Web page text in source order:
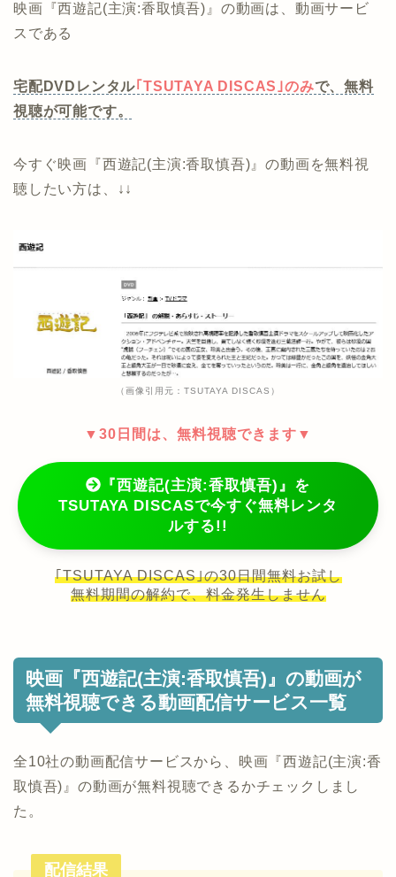
映画『西遊記(主演:香取慎吾)』の動画は、動画サービ
スである
宅配DVDレンタル｢TSUTAYA DISCAS｣のみで、無料
視聴が可能です。
今すぐ映画『西遊記(主演:香取慎吾)』の動画を無料視
聴したい方は、↓↓
（画像引用元：TSUTAYA DISCAS）
▼30日間は、無料視聴できます▼
『西遊記(主演:香取慎吾)』を
TSUTAYA DISCASで今すぐ無料レンタ
ルする!!
｢TSUTAYA DISCAS｣の30日間無料お試し
無料期間の解約で、料金発生しません
映画『西遊記(主演:香取慎吾)』の動画が
無料視聴できる動画配信サービス一覧
全10社の動画配信サービスから、映画『西遊記(主演:香
取慎吾)』の動画が無料視聴できるかチェックしまし
た。
配信結果